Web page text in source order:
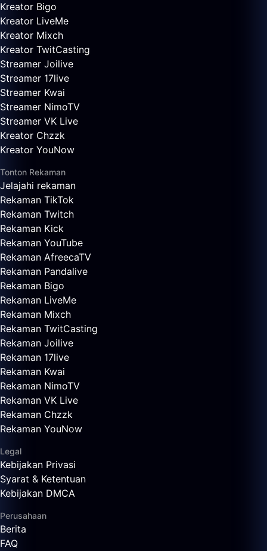
Kreator Bigo
Kreator LiveMe
Kreator Mixch
Kreator TwitCasting
Streamer Joilive
Streamer 17live
Streamer Kwai
Streamer NimoTV
Streamer VK Live
Kreator Chzzk
Kreator YouNow
Tonton Rekaman
Jelajahi rekaman
Rekaman TikTok
Rekaman Twitch
Rekaman Kick
Rekaman YouTube
Rekaman AfreecaTV
Rekaman Pandalive
Rekaman Bigo
Rekaman LiveMe
Rekaman Mixch
Rekaman TwitCasting
Rekaman Joilive
Rekaman 17live
Rekaman Kwai
Rekaman NimoTV
Rekaman VK Live
Rekaman Chzzk
Rekaman YouNow
Legal
Kebijakan Privasi
Syarat & Ketentuan
Kebijakan DMCA
Perusahaan
Berita
FAQ